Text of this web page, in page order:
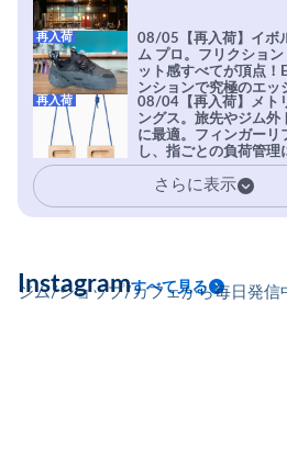
08/05【再入荷】イボ
ム プロ。フリクション
ット感すべてが頂点！
ンションで究極のエッ
実現。進化系ラバー
を凌駕する粘着力で極
安心感。
再入荷
08/04【再入荷】メト
ングス。旅先やジム外
に最適。フィンガーリ
し、指ごとの負荷管理
イマーの指を本気で鍛
再入荷
さらに表示
ジム/ショップ/カフェから毎日発信
Instagramすべて見る